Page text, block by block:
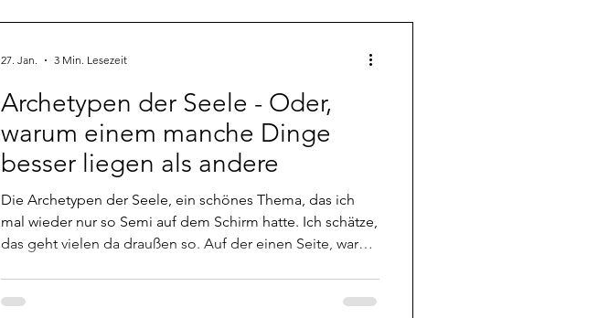
Archetypen der Seele - Oder,
warum einem manche Dinge
besser liegen als andere
Die Archetypen der Seele, ein schönes Thema, das ich
mal wieder nur so Semi auf dem Schirm hatte. Ich schätze,
das geht vielen da draußen so. Auf der einen Seite, war
jetzt weiß, dass es da eine Kategorie gibt oder nicht, hält
27. Jan. 3 Min. Lesezeit